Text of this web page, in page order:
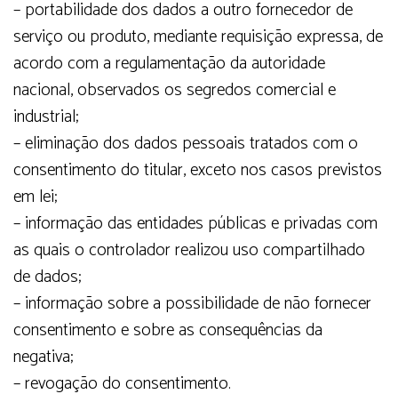
– portabilidade dos dados a outro fornecedor de
serviço ou produto, mediante requisição expressa, de
acordo com a regulamentação da autoridade
nacional, observados os segredos comercial e
industrial;
– eliminação dos dados pessoais tratados com o
consentimento do titular, exceto nos casos previstos
em lei;
– informação das entidades públicas e privadas com
as quais o controlador realizou uso compartilhado
de dados;
– informação sobre a possibilidade de não fornecer
consentimento e sobre as consequências da
negativa;
– revogação do consentimento.